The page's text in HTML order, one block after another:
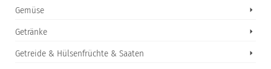
Gemüse
Getränke
Getreide & Hülsenfrüchte & Saaten